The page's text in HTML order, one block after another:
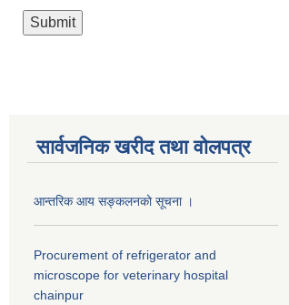
सार्वजनिक खरीद तथा वाेलपत्र
आन्तरिक आय सङ्कलनको सूचना ।
Procurement of refrigerator and
microscope for veterinary hospital
chainpur